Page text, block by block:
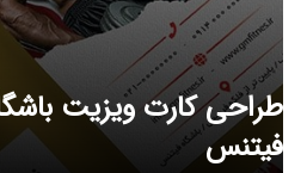
طراحی کارت ویزیت
فیتنس